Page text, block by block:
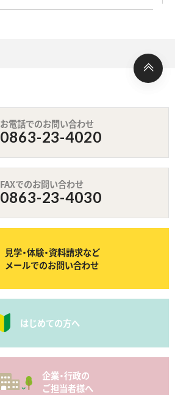
お電話でのお問い合わせ
0863-23-4020
FAXでのお問い合わせ
0863-23-4030
見学・体験・資料請求など
メールでのお問い合わせ
はじめての方へ
企業・行政の
ご担当者様へ